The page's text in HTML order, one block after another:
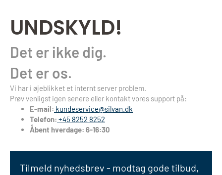
UNDSKYLD!
Det er ikke dig.
Det er os.
Vi har i øjeblikket et internt server problem.
Prøv venligst igen senere eller kontakt vores support på:
E-mail: kundeservice@silvan.dk
Telefon: +45 8252 8252
Åbent hverdage: 6-16:30
Tilmeld nyhedsbrev - modtag gode tilbud,